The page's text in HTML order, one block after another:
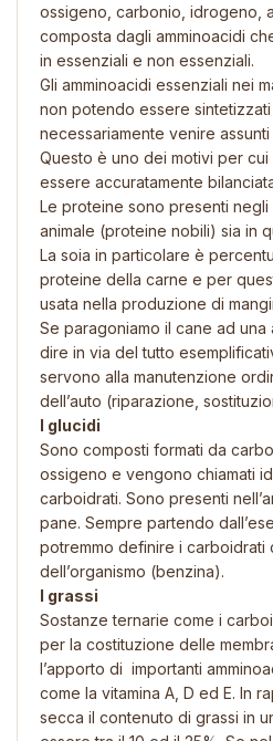
ossigeno, carbonio, idrogeno,
composta dagli amminoacidi
in essenziali e non essenziali.
Gli amminoacidi essenziali nei
non potendo essere
necessariamente venire
Questo è uno dei motivi per
essere accuratamente
Le proteine sono presenti negli
animale (proteine nobili) sia in
La soia in particolare è
proteine della carne e per
usata nella produzione di
Se paragoniamo il cane ad una
dire in via del tutto
servono alla manutenzione
dell’auto (riparazione,
I glucidi
Sono composti formati da
ossigeno e vengono chiamati
carboidrati. Sono presenti
pane. Sempre partendo
potremmo definire i carboidrati
dell’organismo (benzina).
I grassi
Sostanze ternarie come i
per la costituzione delle
l’apporto di importanti
come la vitamina A, D ed E. In
secca il contenuto di grassi in